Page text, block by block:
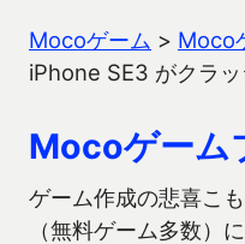
Mocoゲーム > Moco
iPhone SE3 がクラッ
Mocoゲーム
ゲーム作成の悲喜こ
（無料ゲーム多数）